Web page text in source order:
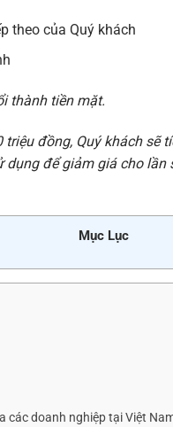
theo của Quý khách
thành tiền mặt.
triệu đồng, Quý khách
để giảm giá cho
Mục Lục
các doanh nghiệp tại Việt